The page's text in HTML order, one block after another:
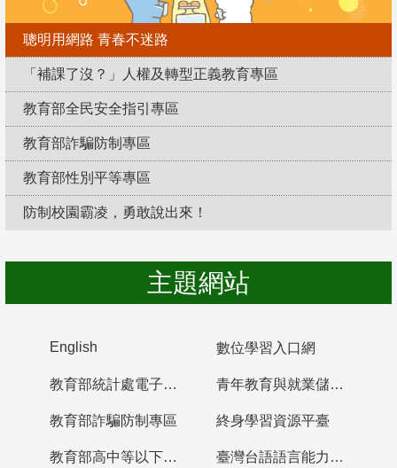
聰明用網路 青春不迷路
「補課了沒？」人權及轉型正義教育專區
教育部全民安全指引專區
教育部詐騙防制專區
教育部性別平等專區
防制校園霸凌，勇敢說出來！
主題網站
English 數位學習入口網
教育部統計處電子書櫃 青年教育與就業儲蓄帳戶
教育部詐騙防制專區 終身學習資源平臺
教育部高中等以下學校及幼兒園教師資格檢定考試 臺灣台語語言能力認證網站